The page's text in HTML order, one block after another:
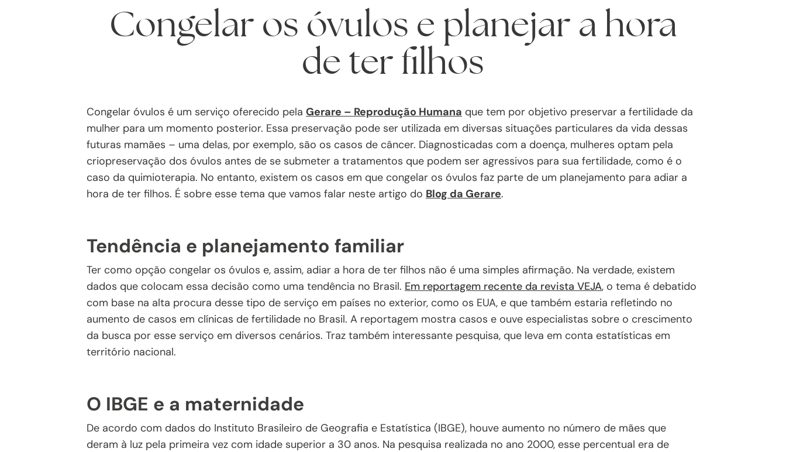
Congelar os óvulos e planejar a hora
de ter filhos
Congelar óvulos é um serviço oferecido pela Gerare – Reprodução Humana que tem por objetivo preservar a fertilidade da
mulher para um momento posterior. Essa preservação pode ser utilizada em diversas situações particulares da vida dessas
futuras mamães – uma delas, por exemplo, são os casos de câncer. Diagnosticadas com a doença, mulheres optam pela
criopreservação dos óvulos antes de se submeter a tratamentos que podem ser agressivos para sua fertilidade, como é o
caso da quimioterapia. No entanto, existem os casos em que congelar os óvulos faz parte de um planejamento para adiar a
hora de ter filhos. É sobre esse tema que vamos falar neste artigo do Blog da Gerare.
Tendência e planejamento familiar
Ter como opção congelar os óvulos e, assim, adiar a hora de ter filhos não é uma simples afirmação. Na verdade, existem
dados que colocam essa decisão como uma tendência no Brasil. Em reportagem recente da revista VEJA, o tema é debatido
com base na alta procura desse tipo de serviço em países no exterior, como os EUA, e que também estaria refletindo no
aumento de casos em clínicas de fertilidade no Brasil. A reportagem mostra casos e ouve especialistas sobre o crescimento
da busca por esse serviço em diversos cenários. Traz também interessante pesquisa, que leva em conta estatísticas em
território nacional.
O IBGE e a maternidade
De acordo com dados do Instituto Brasileiro de Geografia e Estatística (IBGE), houve aumento no número de mães que
deram à luz pela primeira vez com idade superior a 30 anos. Na pesquisa realizada no ano 2000, esse percentual era de